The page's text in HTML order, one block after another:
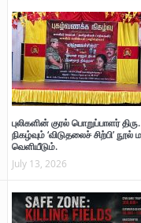
புலிகளின் குரல் பொறுப்பாளர்
நிகழ்வும் ‘விடுதலைச் சிற்பி’
வெளியீடும்.
July 13, 2026